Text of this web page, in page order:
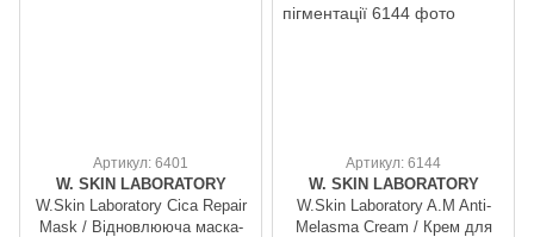
Артикул: 6401
W. SKIN LABORATORY
W.Skin Laboratory Cica Repair
Mask / Відновлююча маска-
Артикул: 6144
W. SKIN LABORATORY
W.Skin Laboratory A.M Anti-
Melasma Cream / Крем для